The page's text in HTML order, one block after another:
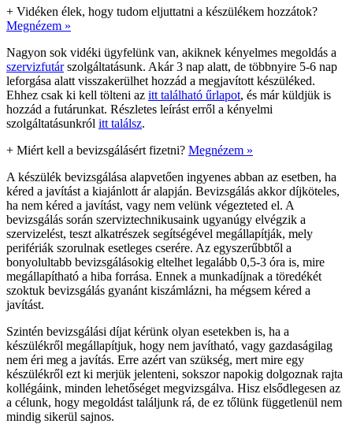
+ Vidéken élek, hogy tudom eljuttatni a készülékem hozzátok?
Megnézem »
Nagyon sok vidéki ügyfelünk van, akiknek kényelmes megoldás a
szervizfutárszolgáltatásunk. Akár 3 nap alatt, de többnyire 5-6 nap
leforgása alatt visszakerülhet hozzád a megjavított készüléked.
Ehhez csak ki kell tölteni az itt található űrlapot, és már küldjük is
hozzád a futárunkat. Részletes leírást erről a kényelmi
szolgáltatásunkról itt találsz.
+ Miért kell a bevizsgálásért fizetni? Megnézem »
A készülék bevizsgálása alapvetően ingyenes abban az esetben, ha
kéred a javítást a kiajánlott ár alapján. Bevizsgálás akkor díjköteles,
ha nem kéred a javítást, vagy nem velünk végezteted el. A
bevizsgálás során szerviztechnikusaink ugyanúgy elvégzik a
szervizelést, teszt alkatrészek segítségével megállapítják, mely
perifériák szorulnak esetleges cserére. Az egyszerűbbtől a
bonyolultabb bevizsgálásokig eltelhet legalább 0,5-3 óra is, mire
megállapítható a hiba forrása. Ennek a munkadíjnak a töredékét
szoktuk bevizsgálás gyanánt kiszámlázni, ha mégsem kéred a
javítást.
Szintén bevizsgálási díjat kérünk olyan esetekben is, ha a
készülékről megállapítjuk, hogy nem javítható, vagy gazdaságilag
nem éri meg a javítás. Erre azért van szükség, mert mire egy
készülékről ezt ki merjük jelenteni, sokszor napokig dolgoznak rajta
kollégáink, minden lehetőséget megvizsgálva. Hisz elsődlegesen az
a célunk, hogy megoldást találjunk rá, de ez tőlünk függetlenül nem
mindig sikerül sajnos.